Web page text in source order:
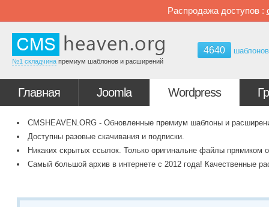
Распродажа доступов :
№1 складчина премиум шаблонов и расширений
4640 шаблонов
Главная Joomla Wordpress
CMSHEAVEN.ORG - Обновленные премиум шаблоны и
Доступны разовые скачивания и подписки.
Никаких скрытых ссылок. Только оригинальне файлы прямиком
Самый большой архив в интернете с 2012 года! Качественные